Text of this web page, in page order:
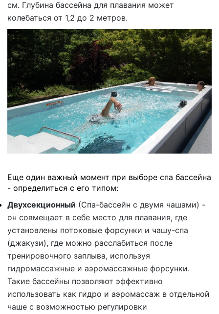
см. Глубина бассейна для плавания может
колебаться от 1,2 до 2 метров.
Еще один важный момент при выборе спа бассейна
- определиться с его типом:
Двухсекционный (Спа-бассейн с двумя чашами) -
он совмещает в себе место для плавания, где
установлены потоковые форсунки и чашу-спа
(джакузи), где можно расслабиться после
тренировочного заплыва, используя
гидромассажные и аэромассажные форсунки.
Такие бассейны позволяют эффективно
использовать как гидро и аэромассаж в отдельной
чаше с возможностью регулировки